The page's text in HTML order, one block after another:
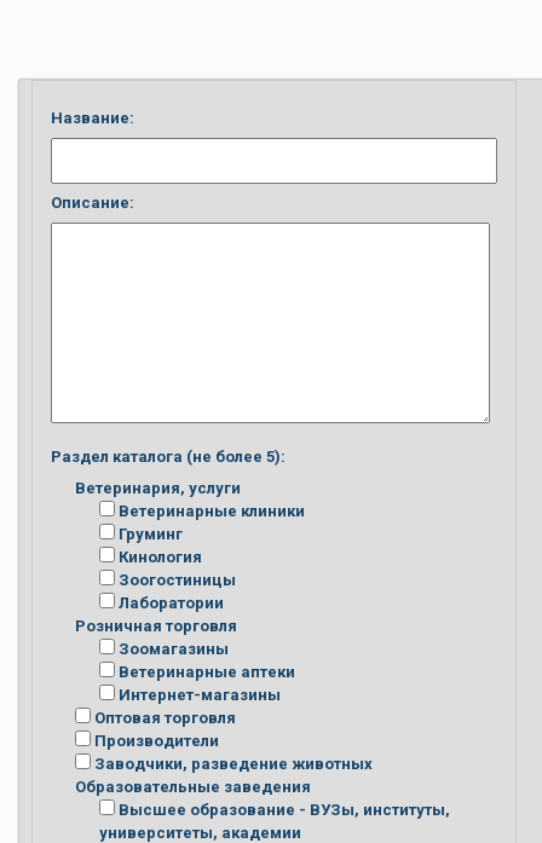
Название:
Описание:
Раздел каталога (не более 5):
Ветеринария, услуги
Ветеринарные клиники
Груминг
Кинология
Зоогостиницы
Лаборатории
Розничная торговля
Зоомагазины
Ветеринарные аптеки
Интернет-магазины
Оптовая торговля
Производители
Заводчики, разведение животных
Образовательные заведения
Высшее образование - ВУЗы, институты,
университеты, академии